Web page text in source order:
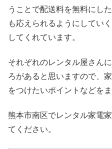
うことで配送料を無料にし
も応えられるようにしてい
してくれています。
それぞれのレンタル屋さん
ろがあると思いますので、
をつけたいポイントなどを
熊本市南区でレンタル家電
てください。